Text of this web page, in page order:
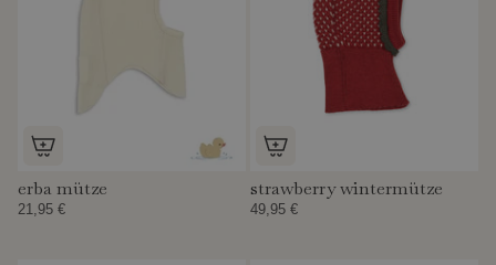
erba mütze
21,95 €
strawberry wintermütze
49,95 €